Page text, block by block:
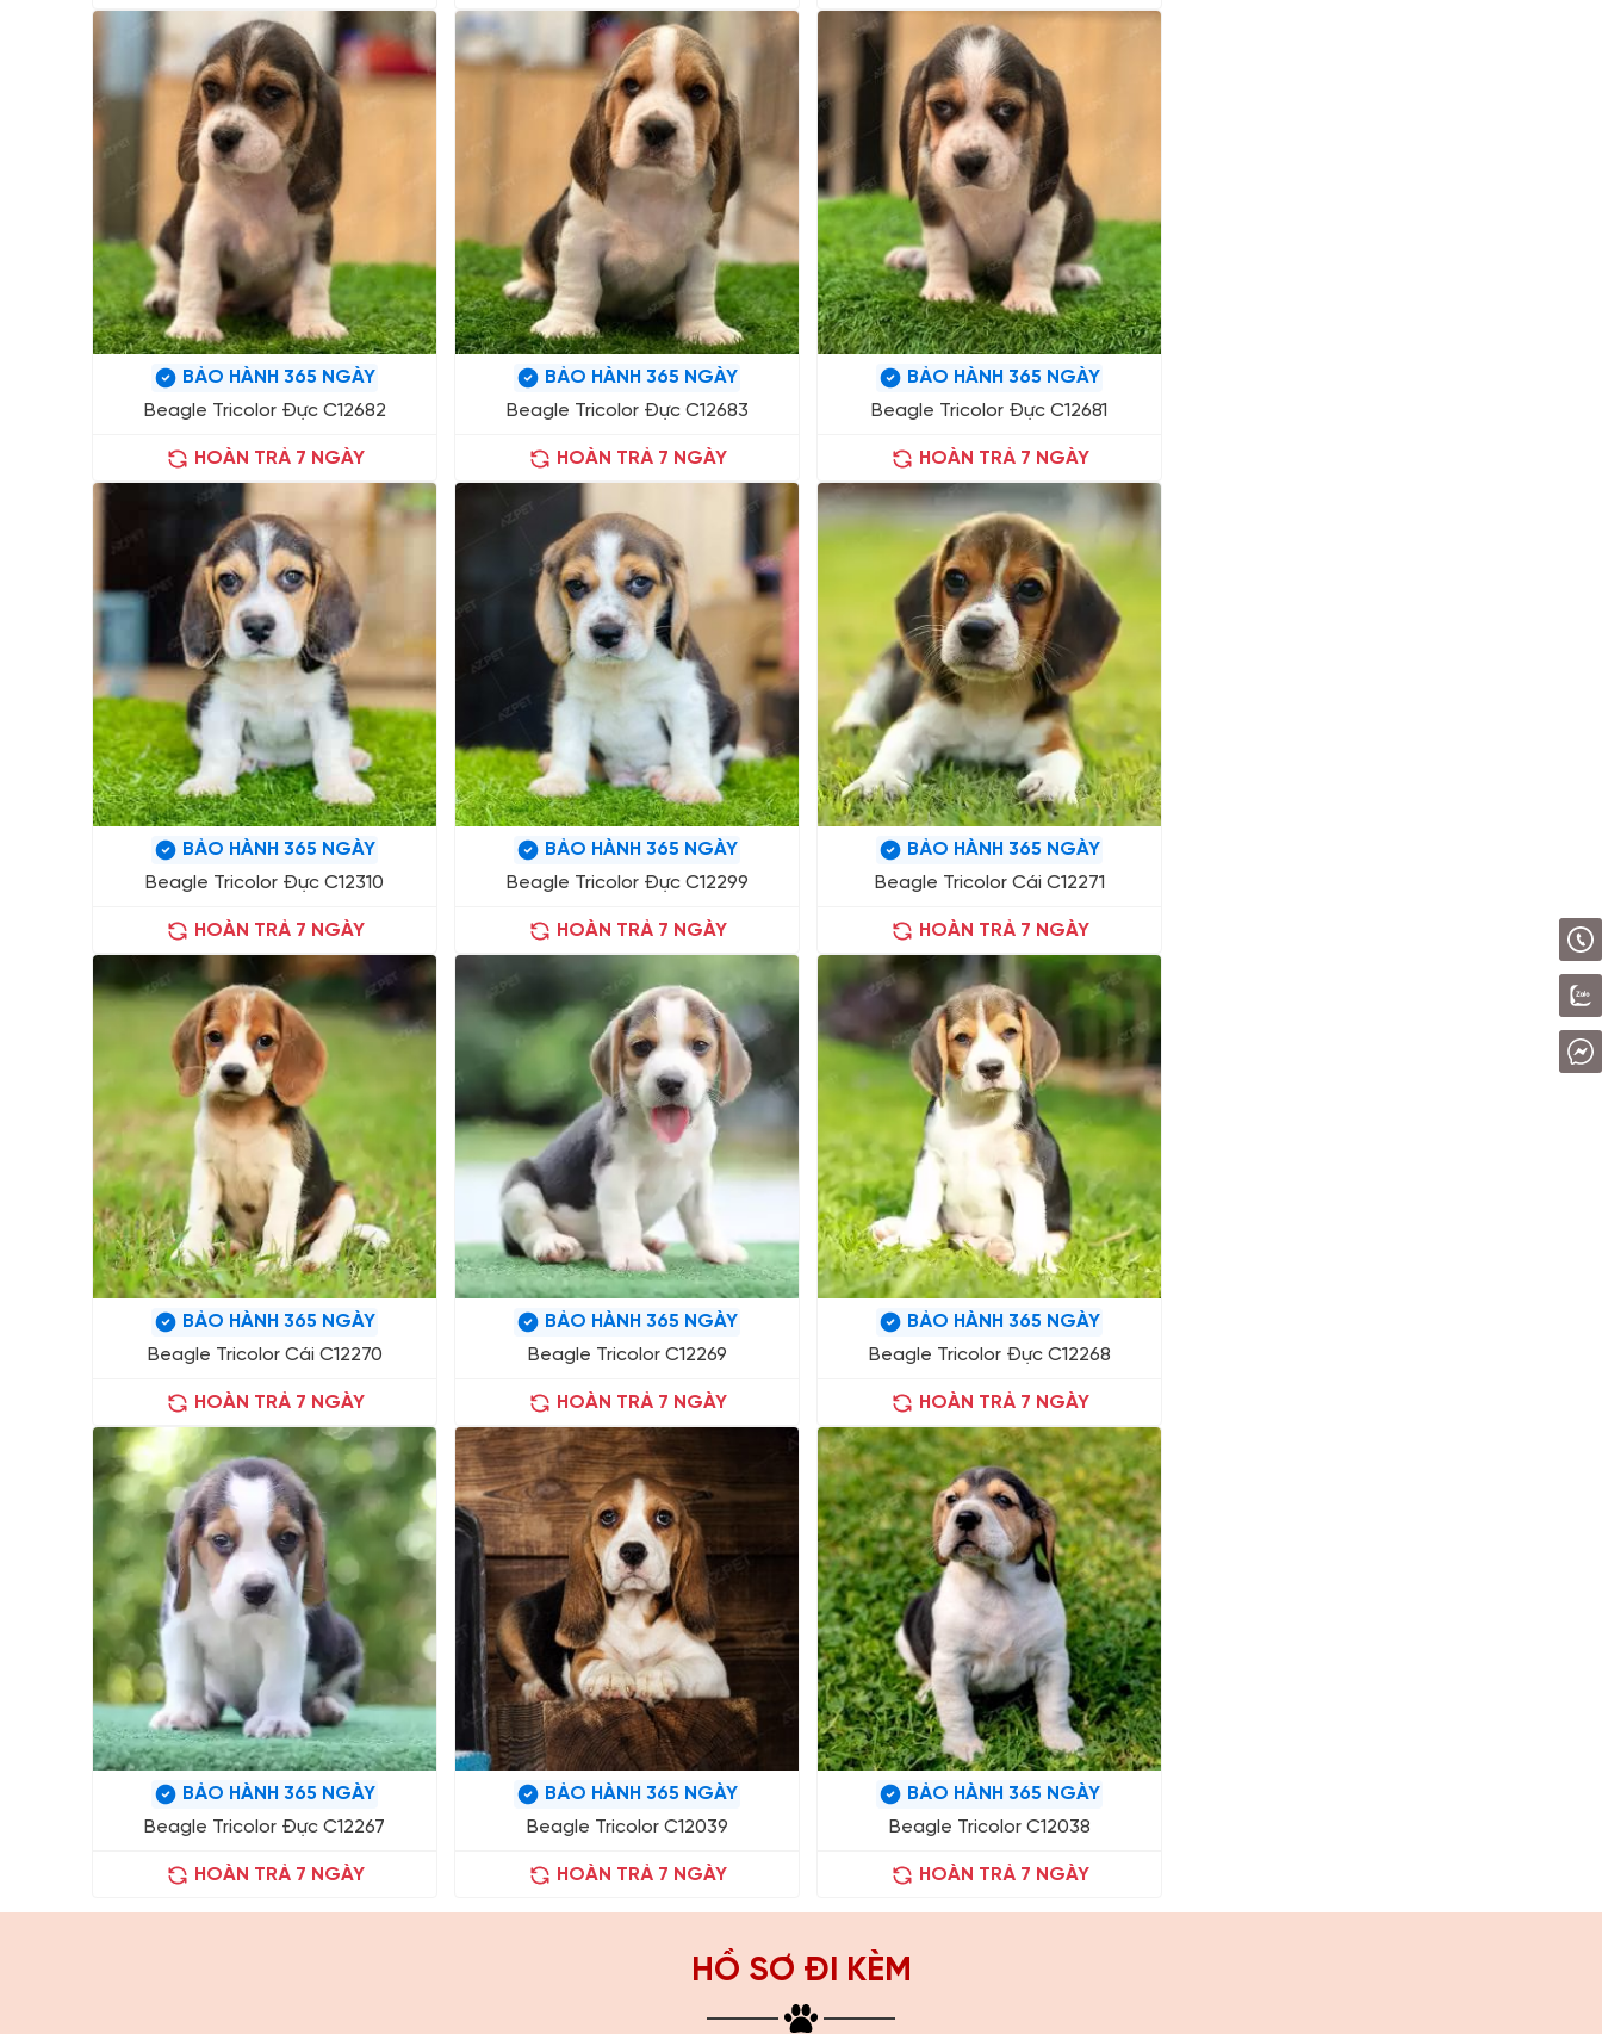
BẢO HÀNH 365 NGÀY
Beagle Tricolor Đực C12682
HOÀN TRẢ 7 NGÀY
BẢO HÀNH 365 NGÀY
Beagle Tricolor Đực C12683
HOÀN TRẢ 7 NGÀY
BẢO HÀNH 365 NGÀY
Beagle Tricolor Đực C12681
HOÀN TRẢ 7 NGÀY
BẢO HÀNH 365 NGÀY
Beagle Tricolor Đực C12310
HOÀN TRẢ 7 NGÀY
BẢO HÀNH 365 NGÀY
Beagle Tricolor Đực C12299
HOÀN TRẢ 7 NGÀY
BẢO HÀNH 365 NGÀY
Beagle Tricolor Cái C12271
HOÀN TRẢ 7 NGÀY
BẢO HÀNH 365 NGÀY
Beagle Tricolor Cái C12270
HOÀN TRẢ 7 NGÀY
BẢO HÀNH 365 NGÀY
Beagle Tricolor C12269
HOÀN TRẢ 7 NGÀY
BẢO HÀNH 365 NGÀY
Beagle Tricolor Đực C12268
HOÀN TRẢ 7 NGÀY
BẢO HÀNH 365 NGÀY
Beagle Tricolor Đực C12267
HOÀN TRẢ 7 NGÀY
BẢO HÀNH 365 NGÀY
Beagle Tricolor C12039
HOÀN TRẢ 7 NGÀY
BẢO HÀNH 365 NGÀY
Beagle Tricolor C12038
HOÀN TRẢ 7 NGÀY
HỒ SƠ ĐI KÈM